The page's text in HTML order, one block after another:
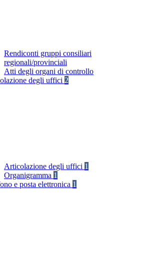
Rendiconti gruppi consiliari
regionali/provinciali
Atti degli organi di controllo
degli uffici 2
Articolazione degli uffici 1
Organigramma 1
e posta elettronica 1